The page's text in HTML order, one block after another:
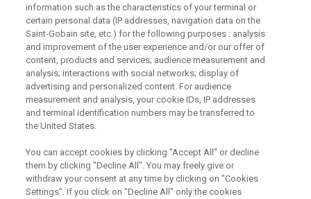
Odebírejte náš newsletter
Užitečné odkazy
Souhlas se zpracováním osobních údajů a cookies
Souhlas se zpracováním osobních údajů k marketingovým
účelům
information such as the characteristics of your terminal or
certain personal data (IP addresses, navigation data on the
Saint-Gobain site, etc.) for the following purposes : analysis
and improvement of the user experience and/or our offer of
content, products and services; audience measurement and
analysis; interactions with social networks; display of
advertising and personalized content. For audience
measurement and analysis, your cookie IDs, IP addresses
and terminal identification numbers may be transferred to
the United States.
You can accept cookies by clicking "Accept All" or decline
them by clicking "Decline All". You may freely give or
withdraw your consent at any time by clicking on "Cookies
Settings". If you click on "Decline All" only the cookies